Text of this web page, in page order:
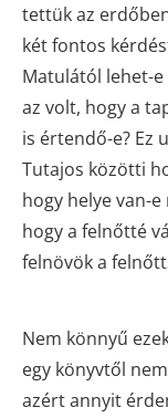
tettük az
két fontos
Matulától lehet-
az volt, hogy a
is értendő-e? Ez
Tutajos közötti
hogy helye van-
hogy a felnőtté
felnövök a
Nem könnyű
egy könyvtől
azért annyit